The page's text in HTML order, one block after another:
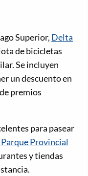
Superior, Delta
de bicicletas
Se incluyen
un descuento en
premios
para pasear
Provincial
y tiendas